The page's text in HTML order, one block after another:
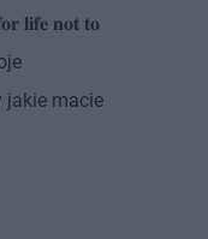
𝐥𝐢𝐟𝐞 𝐧𝐨𝐭 𝐭𝐨
jakie macie